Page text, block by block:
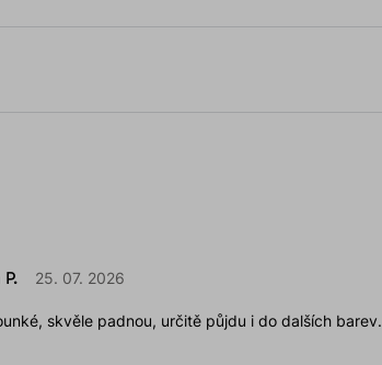
25. 07. 2026
skvěle padnou, určitě půjdu i do dalších barev.